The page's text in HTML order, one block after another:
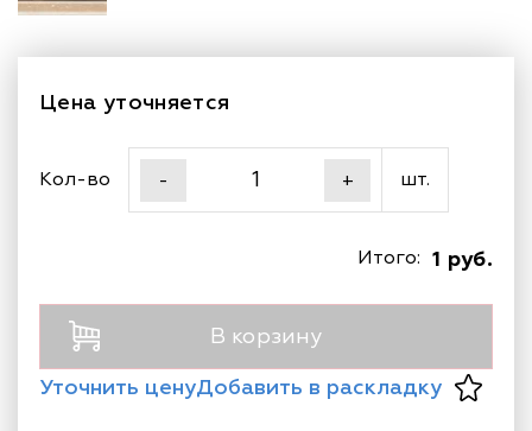
Цена уточняется
Кол-во - + шт.
1 руб.
Итого:
В корзину
Уточнить ценуДобавить в раскладку